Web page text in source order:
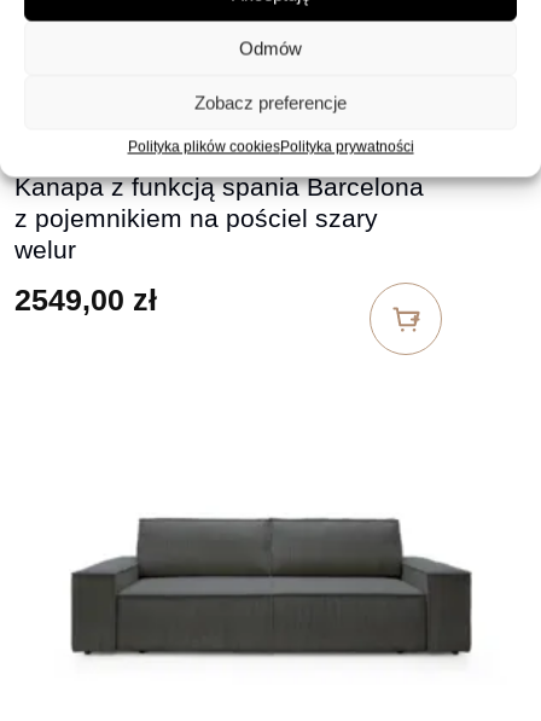
Odmów
Zobacz preferencje
Polityka plików cookiesPolityka prywatności
Kanapa z funkcją spania Barcelona
z pojemnikiem na pościel szary
welur
2549,00 zł